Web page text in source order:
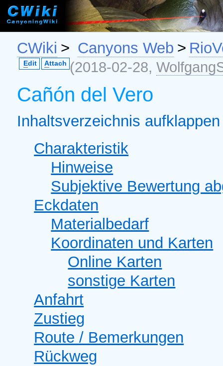
CWiki > Canyons Web >
(2018-02-28,
Edit Attach
Cañón del Vero
Inhaltsverzeichnis
Charakteristik
Hinweise
Subjektive Bewertung
Eckdaten
Materialbedarf
Koordinaten und Karten
Online Karten
sonstige Karten
Anfahrt
Zustieg
Route / Bemerkungen
Rückweg